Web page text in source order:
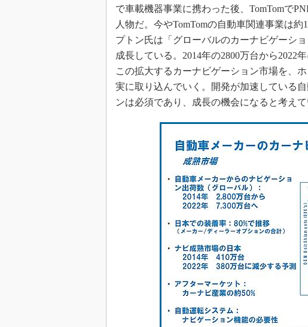
で車載機器事業に携わった後、TomTomで
人物だ。今やTomTomの自動車関連事業は
プトン氏は「グローバルのカーナビゲーシ
成長している。2014年の2800万台から2022
この拡大するカーナビゲーション市場を、
実に取り込んでいく。開発が加速している
ンは必須であり、成長の機会になると考えて